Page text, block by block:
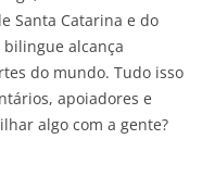
Santa Catarina e do
alcança
do mundo. Tudo isso
apoiadores e
algo com a gente?